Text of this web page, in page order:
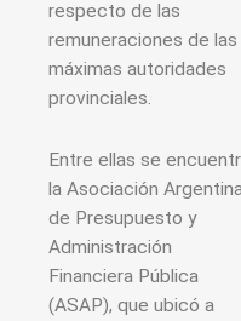
respecto de las
remuneraciones de las
máximas autoridades
provinciales.
Entre ellas se
la Asociación
de Presupuesto y
Administración
Financiera Pública
(ASAP), que ubicó a